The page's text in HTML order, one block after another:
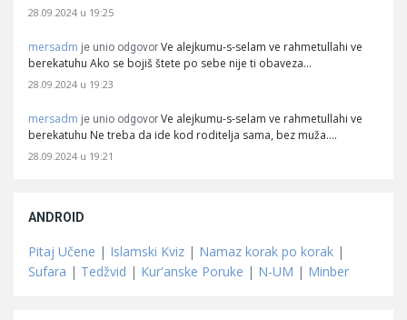
28.09.2024 u 19:25
mersadm je unio odgovor Ve alejkumu-s-selam ve rahmetullahi ve
berekatuhu Ako se bojiš štete po sebe nije ti obaveza…
28.09.2024 u 19:23
mersadm je unio odgovor Ve alejkumu-s-selam ve rahmetullahi ve
berekatuhu Ne treba da ide kod roditelja sama, bez muža.…
28.09.2024 u 19:21
ANDROID
Pitaj Učene | Islamski Kviz | Namaz korak po korak |
Sufara | Tedžvid | Kur'anske Poruke | N-UM | Minber